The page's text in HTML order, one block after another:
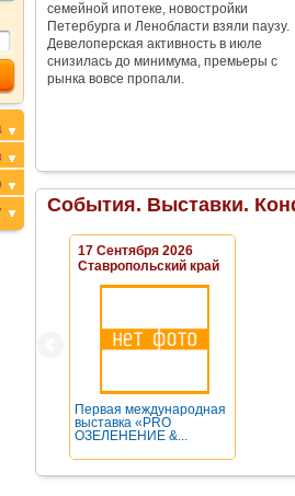
семейной ипотеке, новостройки
Петербурга и Ленобласти взяли паузу.
Девелоперская активность в июле
снизилась до минимума, премьеры с
рынка вовсе пропали.
События. Выставки.
17 Сентября 2026
Ставропольский край
Первая международная
выставка «PRO
ОЗЕЛЕНЕНИЕ &...